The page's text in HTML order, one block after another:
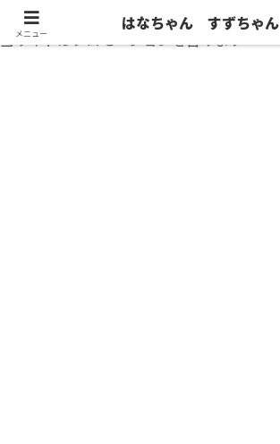
当サイトはプロモーションを含みます
メニュー
はなちゃん すずちゃん